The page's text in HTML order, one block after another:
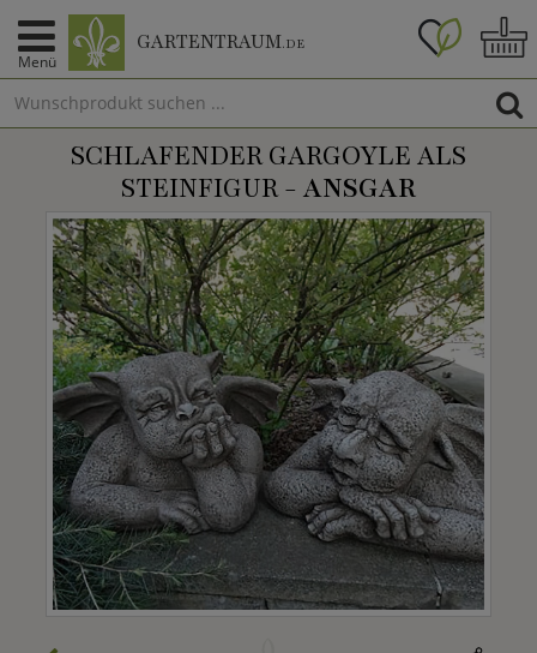
Menü
GARTENTRAUM.DE
SCHLAFENDER GARGOYLE ALS
STEINFIGUR - ANSGAR